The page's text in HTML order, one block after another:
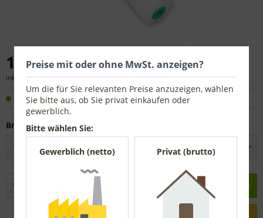
1,44 € *
inkl. MwSt.zzgl. Versandkosten
Sofort versandfertig, Lieferzeit ca. 1-3 Werktage
Breite:
Warenkorb
Preise mit oder ohne MwSt. anzeigen?
Um die für Sie relevanten Preise anzuzeigen, wählen
Sie bitte aus, ob Sie privat einkaufen oder
gewerblich.
Bitte wählen Sie:
Gewerblich (netto) Privat (brutto)